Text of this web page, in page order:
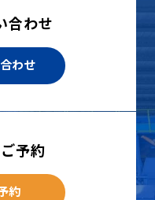
合わせ
わせ
予約
約